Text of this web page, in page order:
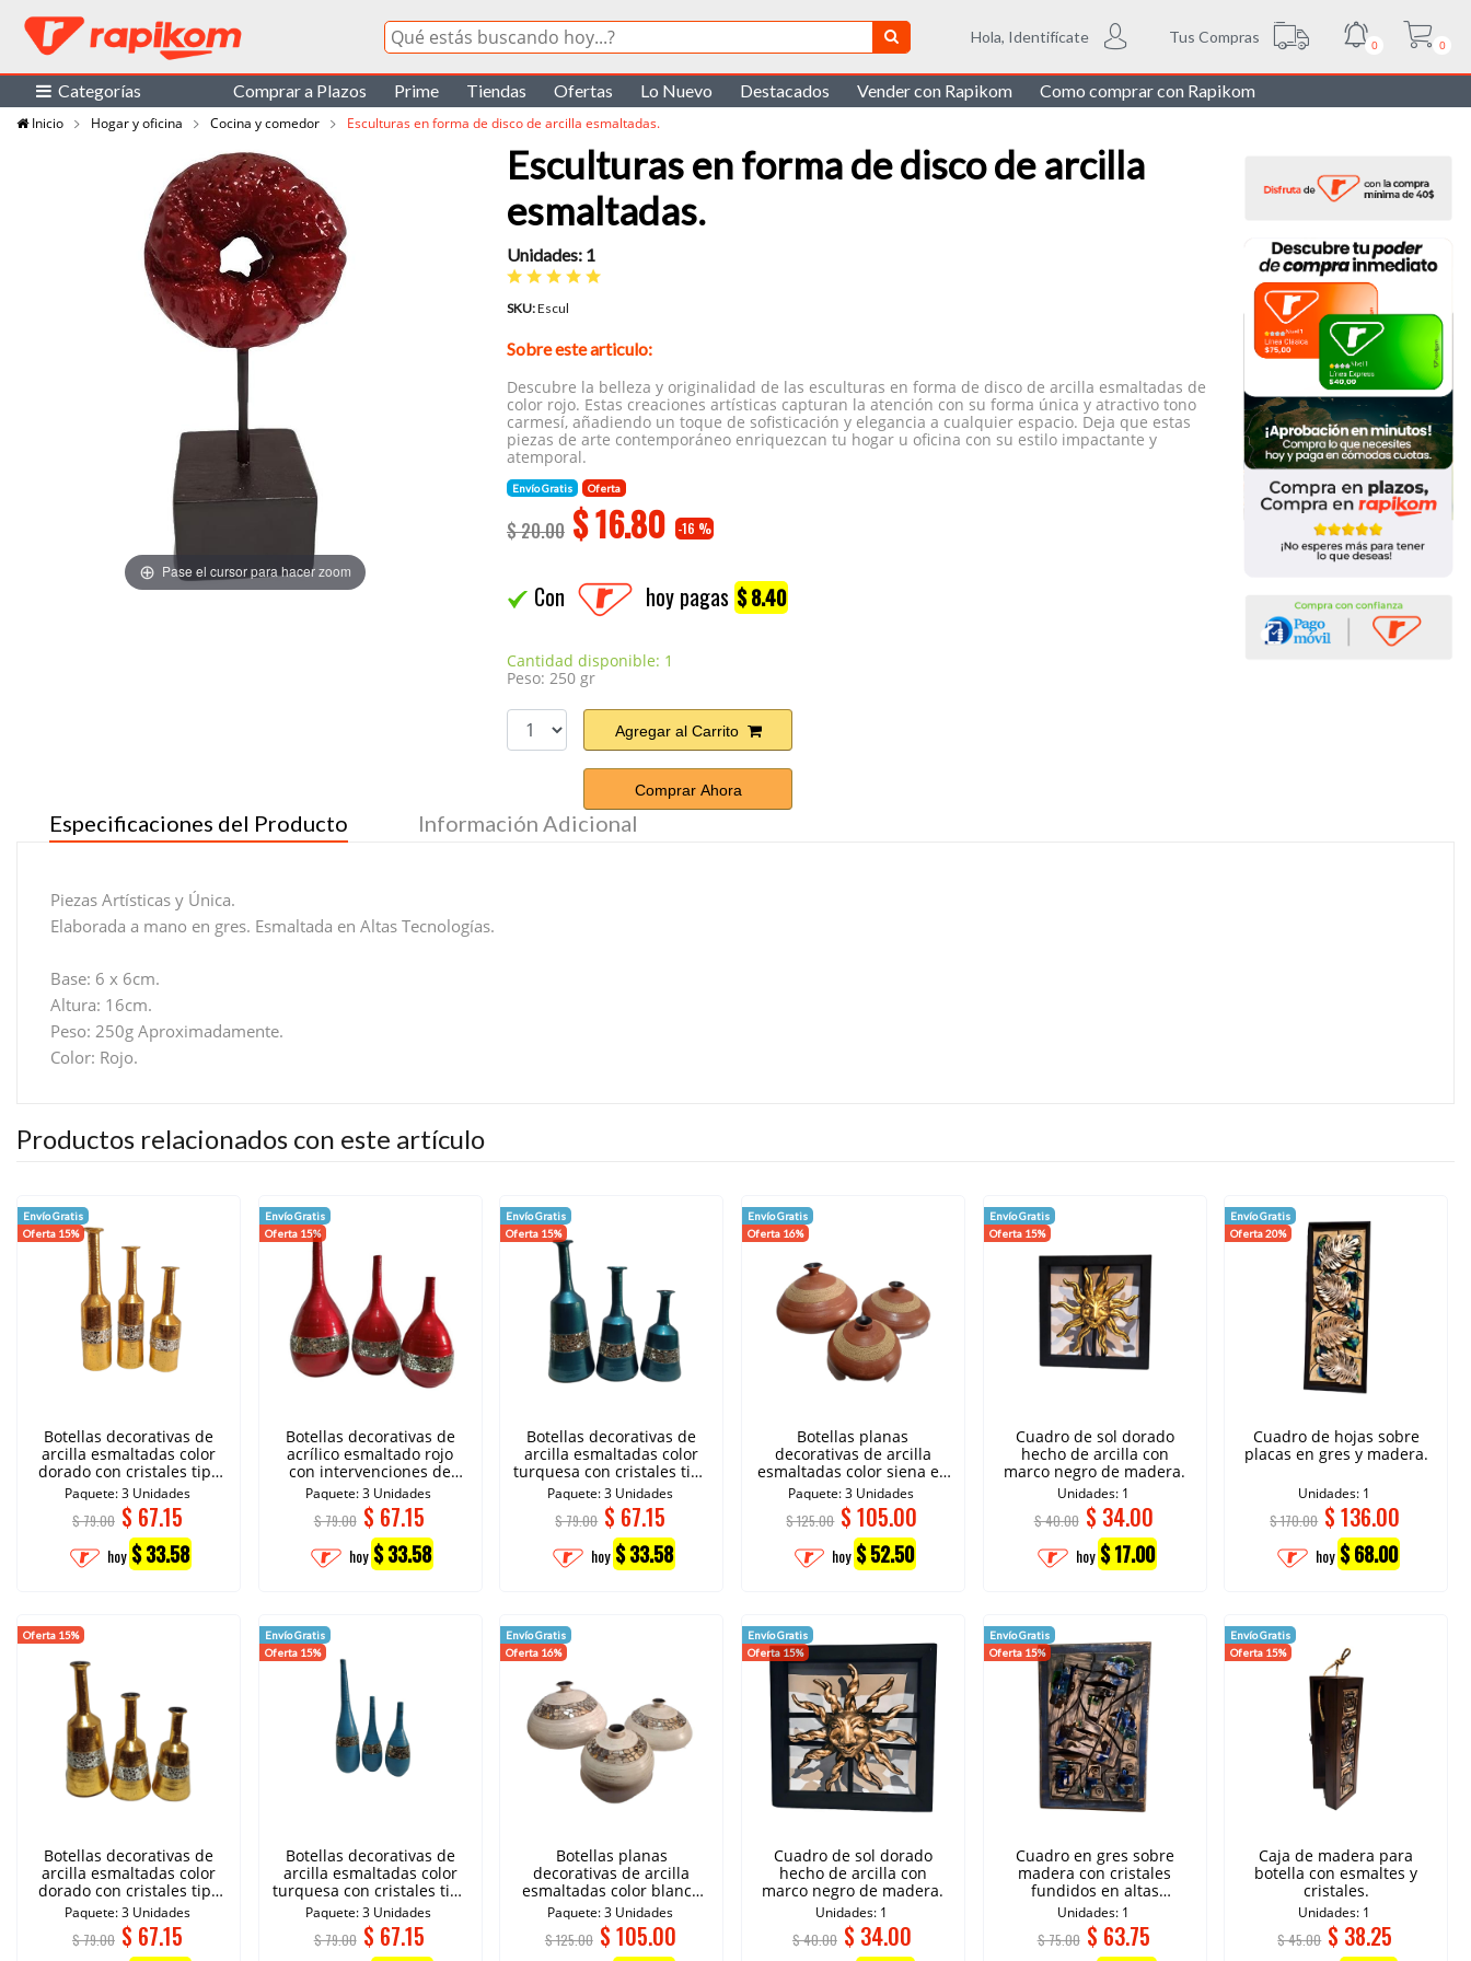
Hola, Identifícate Tus Compras 0 0
Categorías Comprar a Plazos Prime Tiendas Ofertas Lo Nuevo Destacados Vender con Rapikom Como comprar con Rapikom
Inicio Hogar y oficina Cocina y comedor Esculturas en forma de disco de arcilla esmaltadas.
Pase el cursor para hacer zoom
Esculturas en forma de disco de arcilla
esmaltadas.
Unidades: 1
SKU:Escul
Sobre este articulo:
Descubre la belleza y originalidad de las esculturas en forma de disco de arcilla esmaltadas de
color rojo. Estas creaciones artísticas capturan la atención con su forma única y atractivo tono
carmesí, añadiendo un toque de sofisticación y elegancia a cualquier espacio. Deja que estas
piezas de arte contemporáneo enriquezcan tu hogar u oficina con su estilo impactante y
atemporal.
Envío Gratis Oferta
$ 20.00 $16.80 -16 %
Con hoy pagas$ 8.40
Cantidad disponible: 1
Peso: 250 gr
Agregar al Carrito
Comprar Ahora
Especificaciones del Producto Información Adicional
Piezas Artísticas y Única.
Elaborada a mano en gres. Esmaltada en Altas Tecnologías.
Base: 6 x 6cm.
Altura: 16cm.
Peso: 250g Aproximadamente.
Color: Rojo.
Productos relacionados con este artículo
Envío Gratis
Oferta 15%
Botellas decorativas de
arcilla esmaltadas color
dorado con cristales tipo
espejo
Paquete: 3 Unidades
$ 79.00 $ 67.15
hoy $ 33.58
Oferta 15%
Botellas decorativas de
arcilla esmaltadas color
dorado con cristales tipo
espejo.
Paquete: 3 Unidades
$ 79.00 $ 67.15
Envío Gratis
Oferta 15%
Botellas decorativas de
acrílico esmaltado rojo
con intervenciones de
cristales
Paquete: 3 Unidades
$ 79.00 $ 67.15
hoy $ 33.58
Envío Gratis
Oferta 15%
Botellas decorativas de
arcilla esmaltadas color
turquesa con cristales tipo
espejo.
Paquete: 3 Unidades
$ 79.00 $ 67.15
Envío Gratis
Oferta 15%
Botellas decorativas de
arcilla esmaltadas color
turquesa con cristales tipo
espejo.
Paquete: 3 Unidades
$ 79.00 $ 67.15
hoy $ 33.58
Envío Gratis
Oferta 16%
Botellas planas
decorativas de arcilla
esmaltadas color blanco
con cristales tipo espejo.
Paquete: 3 Unidades
$ 125.00 $ 105.00
Envío Gratis
Oferta 16%
Botellas planas
decorativas de arcilla
esmaltadas color siena en
fibra natural.
Paquete: 3 Unidades
$ 125.00 $105.00
hoy $ 52.50
Envío Gratis
Oferta 15%
Cuadro de sol dorado
hecho de arcilla con
marco negro de madera.
Unidades: 1
$ 40.00 $ 34.00
Envío Gratis
Oferta 15%
Cuadro de sol dorado
hecho de arcilla con
marco negro de madera.
Unidades: 1
$ 40.00 $ 34.00
hoy $ 17.00
Envío Gratis
Oferta 15%
Cuadro en gres sobre
madera con cristales
fundidos en altas
temperaturas.
Unidades: 1
$ 75.00 $ 63.75
Envío Gratis
Oferta 20%
Cuadro de hojas sobre
placas en gres y madera.
Unidades: 1
$ 170.00 $136.00
hoy $ 68.00
Envío Gratis
Oferta 15%
Caja de madera para
botella con esmaltes y
cristales.
Unidades: 1
$ 45.00 $ 38.25